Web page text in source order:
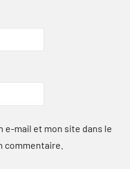
e-mail et mon site dans le
commentaire.